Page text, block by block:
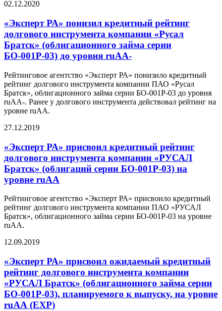
02.12.2020
«Эксперт РА» понизил кредитный рейтинг
долгового инструмента компании «Русал
Братск» (облигационного займа серии
БО-001Р-03) до уровня ruАА-
Рейтинговое агентство «Эксперт РА» понизило кредитный
рейтинг долгового инструмента компании ПАО «Русал
Братск», облигационного займа серии БО-001Р-03 до уровня
ruAA-. Ранее у долгового инструмента действовал рейтинг на
уровне ruAA.
27.12.2019
«Эксперт РА» присвоил кредитный рейтинг
долгового инструмента компании «РУСАЛ
Братск» (облигаций серии БО-001Р-03) на
уровне ruАА
Рейтинговое агентство «Эксперт РА» присвоило кредитный
рейтинг долгового инструмента компании ПАО «РУСАЛ
Братск», облигационного займа серии БО-001Р-03 на уровне
ruAA.
12.09.2019
«Эксперт РА» присвоил ожидаемый кредитный
рейтинг долгового инструмента компании
«РУСАЛ Братск» (облигационного займа серии
БО-001Р-03), планируемого к выпуску, на уровне
ruАА (EXP)